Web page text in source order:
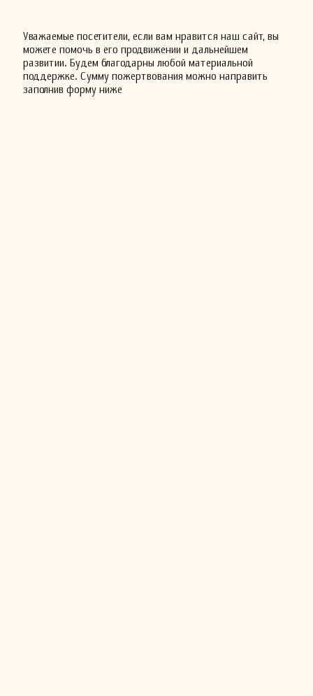
Уважаемые посетители, если вам нравится наш сайт, вы
можете помочь в его продвижении и дальнейшем
развитии. Будем благодарны любой материальной
поддержке. Сумму пожертвования можно направить
заполнив форму ниже